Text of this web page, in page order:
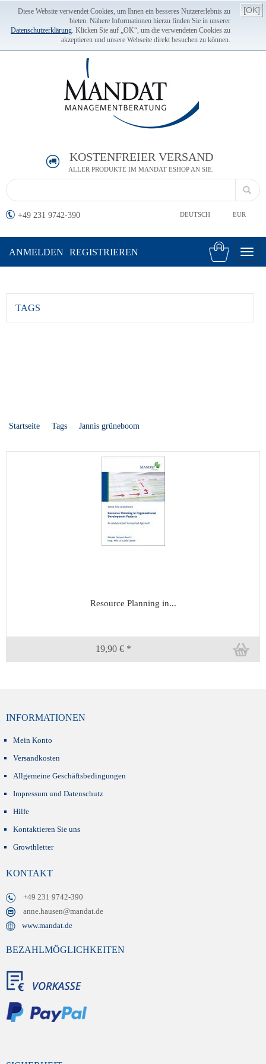
Diese Website verwendet Cookies, um Ihnen ein besseres Nutzererlebnis zu
bieten. Nähere Informationen hierzu finden Sie in unserer
Datenschutzerklärung. Klicken Sie auf „OK“, um die verwendeten Cookies zu
akzeptieren und unsere Webseite direkt besuchen zu können.
[OK]
KOSTENFREIER VERSAND
ALLER PRODUKTE IM MANDAT ESHOP AN SIE.
+49 231 9742-390 DEUTSCH EUR
ANMELDEN REGISTRIEREN
TAGS
Startseite Tags Jannis grüneboom
Resource Planning in...
19,90 € *
INFORMATIONEN
Mein Konto
Versandkosten
Allgemeine Geschäftsbedingungen
Impressum und Datenschutz
Hilfe
Kontaktieren Sie uns
Growthletter
KONTAKT
+49 231 9742-390
anne.hausen@mandat.de
www.mandat.de
BEZAHLMÖGLICHKEITEN